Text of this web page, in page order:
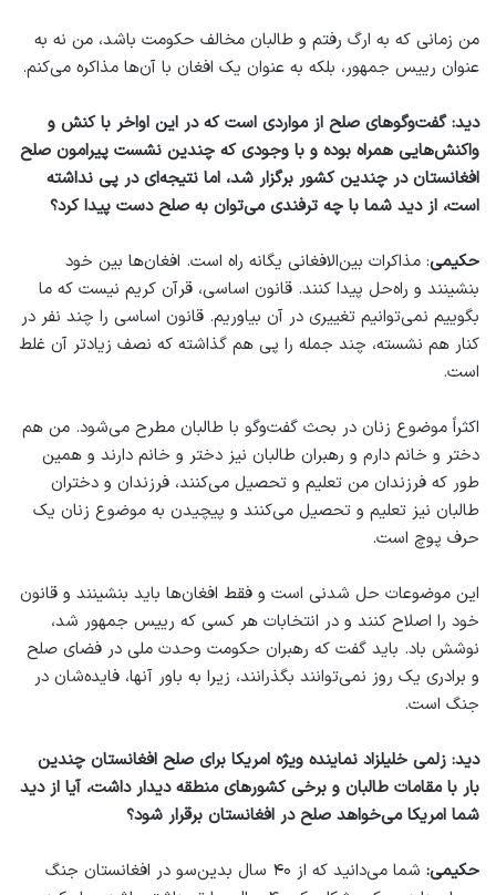
من زمانی که به ارگ رفتم و طالبان مخالف حکومت باشد، من نه به
عنوان رییس جمهور، بلکه به عنوان یک افغان با آن‌ها مذاکره می‌کنم.
دید: گفت‌وگوهای صلح از مواردی است که در این اواخر با کنش و
واکنش‌هایی همراه بوده و با وجودی که چندین نشست پیرامون صلح
افغانستان در چندین کشور برگزار شد، اما نتیجه‌ای در پی نداشته
است، از دید شما با چه ترفندی می‌توان به صلح دست پیدا کرد؟
حکیمی: مذاکرات بین‌الافغانی یگانه راه است. افغان‌ها بین خود
بنشینند و راه‌حل پیدا کنند. قانون اساسی، قرآن کریم نیست که ما
بگوییم نمی‌توانیم تغییری در آن بیاوریم. قانون اساسی را چند نفر در
کنار هم نشسته، چند جمله را پی هم گذاشته که نصف زیادتر آن غلط
است.
اکثراً موضوع زنان در بحث گفت‌وگو با طالبان مطرح می‌شود. من هم
دختر و خانم دارم و رهبران طالبان نیز دختر و خانم دارند و همین
طور که فرزندان من تعلیم و تحصیل می‌کنند، فرزندان و دختران
طالبان نیز تعلیم و تحصیل می‌کنند و پیچیدن به موضوع زنان یک
حرف پوچ است.
این موضوعات حل شدنی است و فقط افغان‌ها باید بنشینند و قانون
خود را اصلاح کنند و در انتخابات هر کسی که رییس جمهور شد،
نوشش باد. باید گفت که رهبران حکومت وحدت ملی در فضای صلح
و برادری یک روز نمی‌توانند بگذرانند، زیرا به باور آنها، فایده‌شان در
جنگ است.
دید: زلمی خلیلزاد نماینده ویژه امریکا برای صلح افغانستان چندین
بار با مقامات طالبان و برخی کشورهای منطقه دیدار داشت، آیا از دید
شما امریکا می‌خواهد صلح در افغانستان برقرار شود؟
حکیمی:
شما می‌دانید که از ۴۰ سال بدین‌سو در افغانستان جنگ